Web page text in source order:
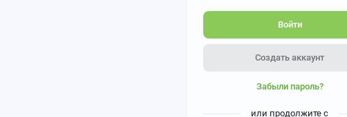
Войти
Создать аккаунт
Забыли пароль?
или продолжите с